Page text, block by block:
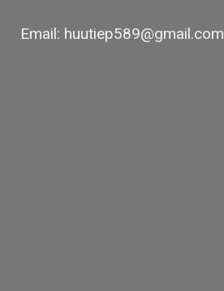
Email: huutiep589@gmail.com